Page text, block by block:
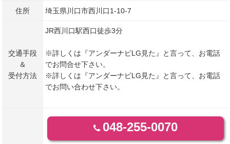
住所 埼玉県川口市西川口1-10-7
交通手段
＆
受付方法
JR西川口駅西口徒歩3分
※詳しくは『アンダーナビLG見た』と言って、お電話
でお問合せ下さい。
※詳しくは『アンダーナビLG見た』と言って、お電話
でお問い合わせ下さい。
048-255-0070